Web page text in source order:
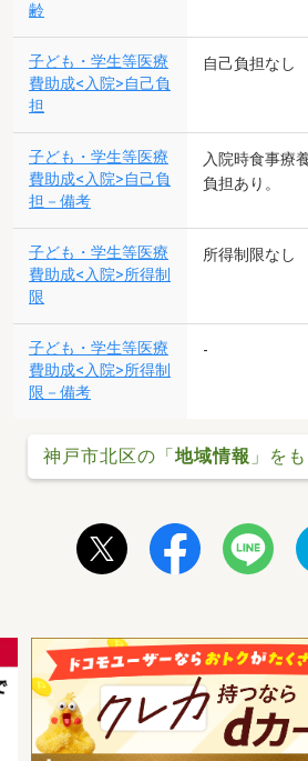
齢
子ども・学生等医療
費助成<入院>自己負
担
自己負担なし
子ども・学生等医療
費助成<入院>自己負
担－備考
入院時食事療
負担あり。
子ども・学生等医療
費助成<入院>所得制
限
所得制限なし
子ども・学生等医療
費助成<入院>所得制
限－備考
-
神戸市北区の「地域情報 」を